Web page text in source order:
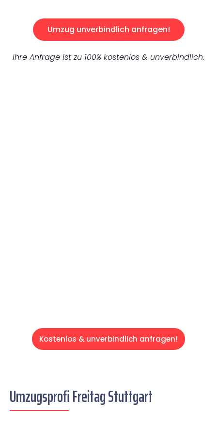
Umzug unverbindlich anfragen!
Ihre Anfrage ist zu 100% kostenlos & unverbindlich.
Kostenlos & unverbindlich anfragen!
Umzugsprofi Freitag Stuttgart